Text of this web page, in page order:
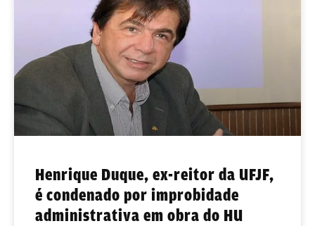
Henrique Duque, ex-reitor da UFJF,
é condenado por improbidade
administrativa em obra do HU